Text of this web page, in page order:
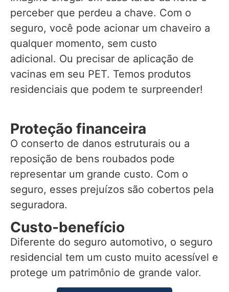
perceber que perdeu a chave. Com o
seguro, você pode acionar um chaveiro a
qualquer momento, sem custo
adicional. Ou precisar de aplicação de
vacinas em seu PET. Temos produtos
residenciais que podem te surpreender!
Proteção financeira
O conserto de danos estruturais ou a
reposição de bens roubados pode
representar um grande custo. Com o
seguro, esses prejuízos são cobertos pela
seguradora.
Custo-benefício
Diferente do seguro automotivo, o seguro
residencial tem um custo muito acessível e
protege um patrimônio de grande valor.